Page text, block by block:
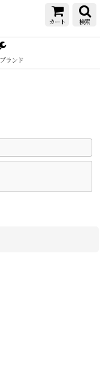
カート 検索
ランド